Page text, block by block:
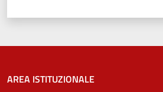
AREA ISTITUZIONALE